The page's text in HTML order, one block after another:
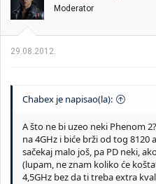
Moderator
29.08.2012.
Chabex je napisao(la):
A što ne bi uzeo neki Phenom
na 4GHz i biće brži od tog 8120
sačekaj malo još, pa PD neki,
(lupam, ne znam koliko će
4,5GHz bez da ti treba extra